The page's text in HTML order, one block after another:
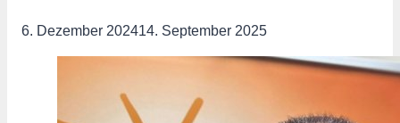
6. Dezember 202414. September 2025